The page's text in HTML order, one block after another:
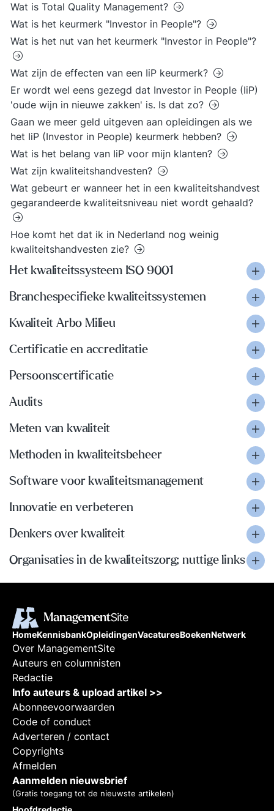
Wat is Total Quality Management?
Wat is het keurmerk "Investor in People"?
Wat is het nut van het keurmerk "Investor in People"?
Wat zijn de effecten van een IiP keurmerk?
Er wordt wel eens gezegd dat Investor in People (IiP)
'oude wijn in nieuwe zakken' is. Is dat zo?
Gaan we meer geld uitgeven aan opleidingen als we
het IiP (Investor in People) keurmerk hebben?
Wat is het belang van IiP voor mijn klanten?
Wat zijn kwaliteitshandvesten?
Wat gebeurt er wanneer het in een kwaliteitshandvest
gegarandeerde kwaliteitsniveau niet wordt gehaald?
Hoe komt het dat ik in Nederland nog weinig
kwaliteitshandvesten zie?
Het kwaliteitssysteem ISO 9001
Branchespecifieke kwaliteitssystemen
Kwaliteit Arbo Milieu
Certificatie en accreditatie
Persoonscertificatie
Audits
Meten van kwaliteit
Methoden in kwaliteitsbeheer
Software voor kwaliteitsmanagement
Innovatie en verbeteren
Denkers over kwaliteit
Organisaties in de kwaliteitszorg; nuttige links
HomeKennisbankOpleidingenVacaturesBoekenNetwerk
Over ManagementSite
Auteurs en columnisten
Redactie
Info auteurs & upload artikel >>
Abonneevoorwaarden
Code of conduct
Adverteren / contact
Copyrights
Afmelden
Aanmelden nieuwsbrief
(Gratis toegang tot de nieuwste artikelen)